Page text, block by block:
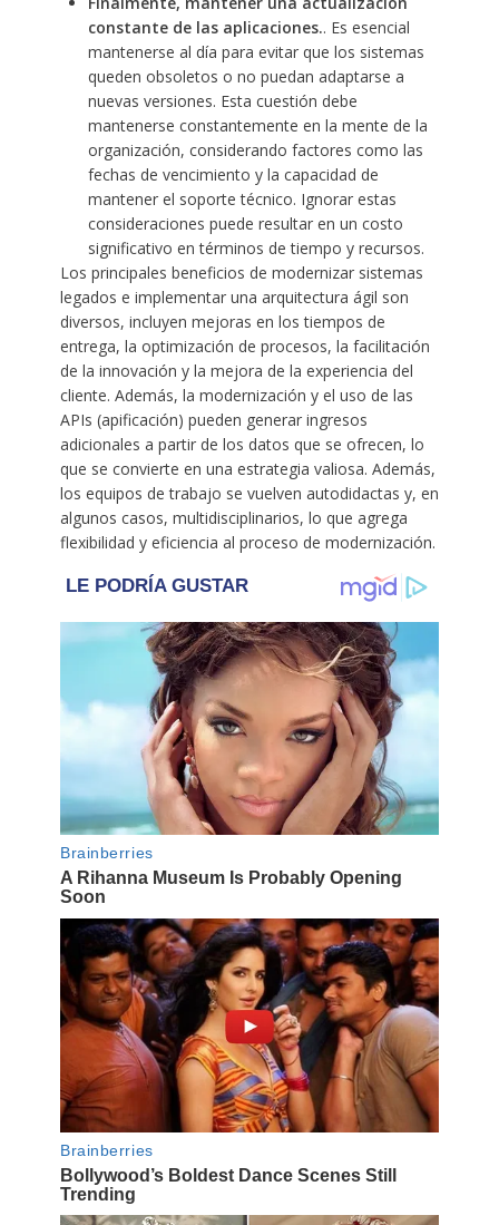
constante de las aplicaciones.. Es esencial
mantenerse al día para evitar que los sistemas
queden obsoletos o no puedan adaptarse a
nuevas versiones. Esta cuestión debe
mantenerse constantemente en la mente de la
organización, considerando factores como las
fechas de vencimiento y la capacidad de
mantener el soporte técnico. Ignorar estas
consideraciones puede resultar en un costo
significativo en términos de tiempo y recursos.
Los principales beneficios de modernizar sistemas
legados e implementar una arquitectura ágil son
diversos, incluyen mejoras en los tiempos de
entrega, la optimización de procesos, la facilitación
de la innovación y la mejora de la experiencia del
cliente. Además, la modernización y el uso de las
APIs (apificación) pueden generar ingresos
adicionales a partir de los datos que se ofrecen, lo
que se convierte en una estrategia valiosa. Además,
los equipos de trabajo se vuelven autodidactas y, en
algunos casos, multidisciplinarios, lo que agrega
flexibilidad y eficiencia al proceso de modernización.